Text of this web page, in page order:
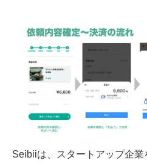
Seibiiは、スタートアップ企